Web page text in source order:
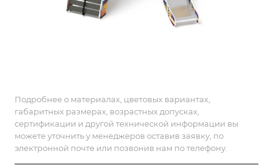
Подробнее о материалах, цветовых вариантах,
габаритных размерах, возрастных допусках,
сертификации и другой технической информации вы
можете уточнить у менеджеров оставив заявку, по
электронной почте или позвонив нам по телефону.